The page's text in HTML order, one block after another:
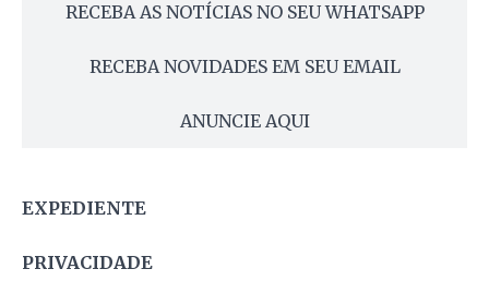
RECEBA AS NOTÍCIAS NO SEU WHATSAPP
RECEBA NOVIDADES EM SEU EMAIL
ANUNCIE AQUI
EXPEDIENTE
PRIVACIDADE